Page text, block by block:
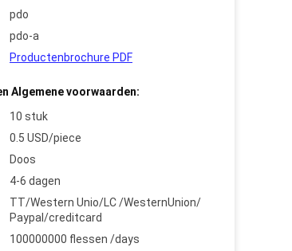
pdo
pdo-a
Productenbrochure PDF
Algemene voorwaarden:
10 stuk
0.5 USD/piece
Doos
4-6 dagen
TT/Western Unio/LC /WesternUnion/
Paypal/creditcard
100000000 flessen /days